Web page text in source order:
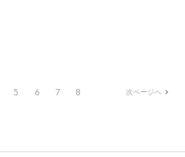
5 6 7 8 次ページへ